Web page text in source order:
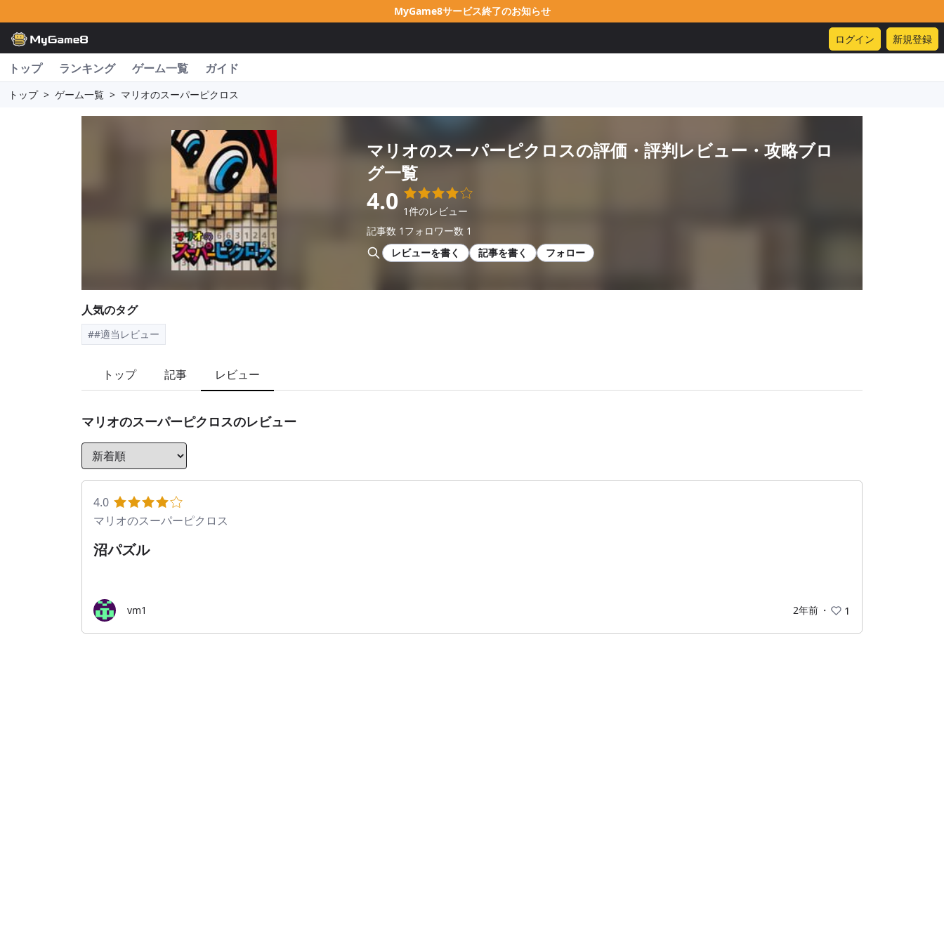
MyGame8サービス終了のお知らせ
ログイン 新規登録
トップ ランキング ゲーム一覧 ガイド
トップ > ゲーム一覧 > マリオのスーパーピクロス
マリオのスーパーピクロスの評価・評判レビュー・攻略ブロ
グ一覧
4.0 1件のレビュー
記事数 1 フォロワー数 1
レビューを書く
記事を書く フォロー
人気のタグ
##適当レビュー
トップ 記事 レビュー
マリオのスーパーピクロスのレビュー
4.0
マリオのスーパーピクロス
沼パズル
vm1 2年前 ・ 1